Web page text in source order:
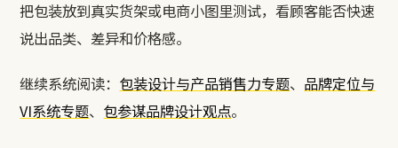
把包装放到真实货架或电商小图里测试，看顾客能否快速
说出品类、差异和价格感。
继续系统阅读： 包装设计与产品销售力专题、 品牌定位与
VI系统专题、 包参谋品牌设计观点。